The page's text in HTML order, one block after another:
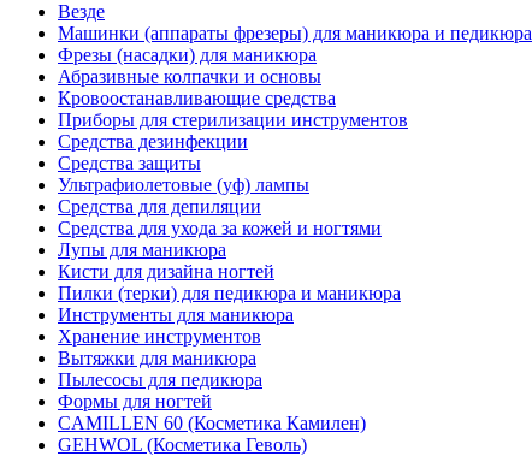
Везде
Машинки (аппараты фрезеры) для маникюра и педикюра
Фрезы (насадки) для маникюра
Абразивные колпачки и основы
Кровоостанавливающие средства
Приборы для стерилизации инструментов
Средства дезинфекции
Средства защиты
Ультрафиолетовые (уф) лампы
Средства для депиляции
Средства для ухода за кожей и ногтями
Лупы для маникюра
Кисти для дизайна ногтей
Пилки (терки) для педикюра и маникюра
Инструменты для маникюра
Хранение инструментов
Вытяжки для маникюра
Пылесосы для педикюра
Формы для ногтей
CAMILLEN 60 (Косметика Камилен)
GEHWOL (Косметика Геволь)